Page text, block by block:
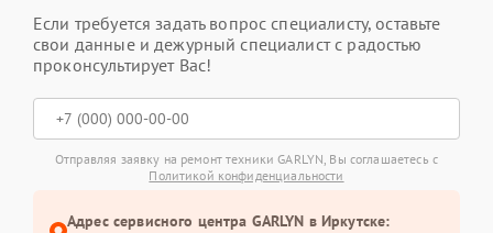
Если требуется задать вопрос специалисту, оставьте
свои данные и дежурный специалист с радостью
проконсультирует Вас!
Отправляя заявку на ремонт техники GARLYN, Вы соглашаетесь с
Политикой конфиденциальности
Адрес сервисного центра GARLYN в Иркутске: